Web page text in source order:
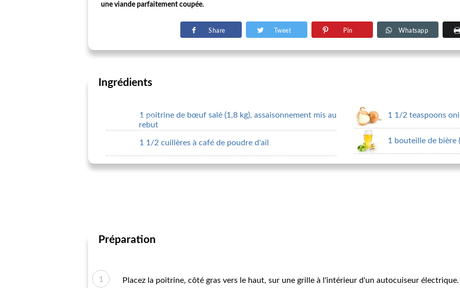
une viande parfaitement coupée.
Share Tweet Pin Whatsapp
Ingrédients
1 poitrine de bœuf salé (1,8 kg), assaisonnement mis au
rebut
1 1/2 cuillères à café de poudre d'ail
1 1/2 teaspoons
1 bouteille de bière
Préparation
Placez la poitrine, côté gras vers le haut, sur une grille à l'intérieur d'un autocuiseur